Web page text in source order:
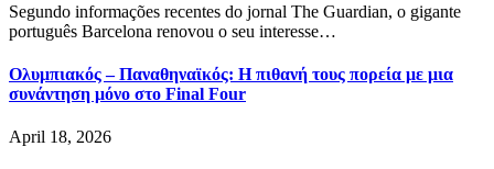
Segundo informações recentes do jornal The Guardian, o gigante
português Barcelona renovou o seu interesse…
Ολυμπιακός – Παναθηναϊκός: Η πιθανή τους πορεία με μια
συνάντηση μόνο στο Final Four
April 18, 2026